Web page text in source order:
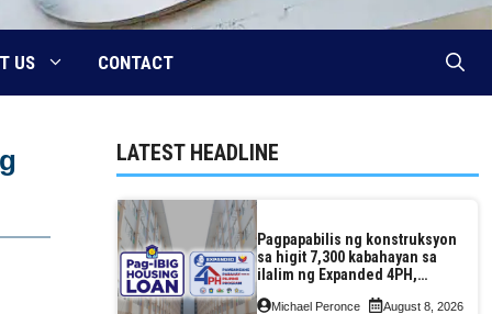
US CONTACT
LATEST HEADLINE
Pagpapabilis ng konstruksyon
sa higit 7,300 kabahayan sa
ilalim ng Expanded 4PH,
ng Pag-IBIG at P.A. Alvarez
Michael Peronce August 8, 2026